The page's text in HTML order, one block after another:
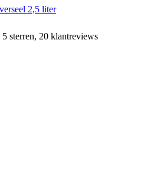
2,5 liter
sterren, 20 klantreviews